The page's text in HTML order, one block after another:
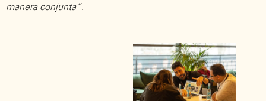
manera conjunta”.